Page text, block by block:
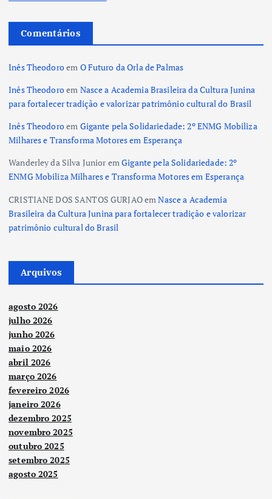
Comentários
Inês Theodoroem O Futuro da Orla de Palmas
Inês Theodoroem Nasce a Academia Brasileira da Cultura Junina
para fortalecer tradição e valorizar patrimônio cultural do Brasil
Inês Theodoroem Gigante pela Solidariedade: 2º ENMG Mobiliza
Milhares e Transforma Motores em Esperança
Wanderley da Silva JunioremGigante pela Solidariedade: 2º
ENMG Mobiliza Milhares e Transforma Motores em Esperança
CRISTIANE DOS SANTOS GURJAOemNasce a Academia
Brasileira da Cultura Junina para fortalecer tradição e valorizar
patrimônio cultural do Brasil
Arquivos
agosto 2026
julho 2026
junho 2026
maio 2026
abril 2026
março 2026
fevereiro 2026
janeiro 2026
dezembro 2025
novembro 2025
outubro 2025
setembro 2025
agosto 2025